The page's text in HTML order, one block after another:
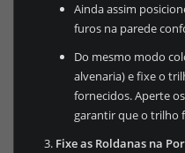
Ainda assim
furos na parede
Do mesmo modo
alvenaria) e fixe o
fornecidos. Aperte
garantir que o trilho
Fixe as Roldanas na